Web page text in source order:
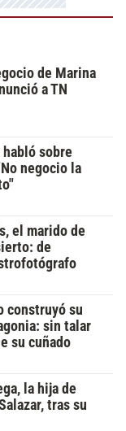
de Marina
a TN
habló sobre
negocio la
el marido de
de
construyó su
sin talar
su cuñado
la hija de
tras su